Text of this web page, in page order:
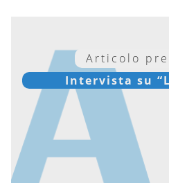
Articolo
Intervista su